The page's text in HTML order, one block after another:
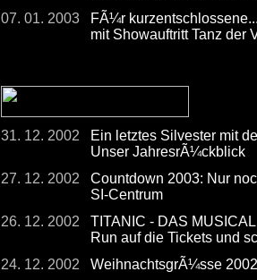
07. 01. 2003
FÃ¼r
mit Showauftritt Tanz der
31. 12. 2002
Ein letztes Silvester mit
Unser JahresrÃ¼ckblick
27. 12. 2002
Countdown 2003: Nur
SI-Centrum
26. 12. 2002
TITANIC - DAS
Run auf die Tickets und
24. 12. 2002
WeihnachtsgrÃ¼sse 2002